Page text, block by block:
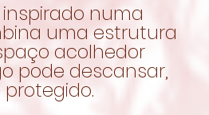
numa
uma estrutura
acolhedor
pode descansar,